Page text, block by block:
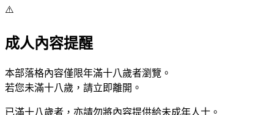
⚠️
成人內容提醒
本部落格內容僅限年滿十八歲者瀏覽。
若您未滿十八歲，請立即離開。
已滿十八歲者，亦請勿將內容提供給未成年人士。